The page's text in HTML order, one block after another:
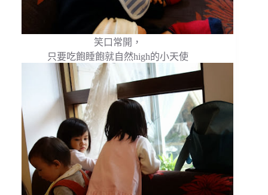
笑口常開，
只要吃飽睡飽就自然high的小天使